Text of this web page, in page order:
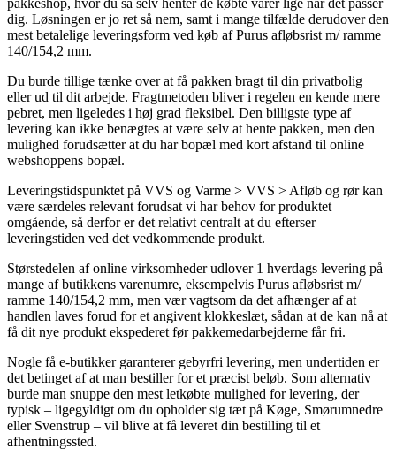
dig. Løsningen er jo ret så nem, samt i mange tilfælde derudover den
mest betalelige leveringsform ved køb af Purus afløbsrist m/ ramme
140/154,2 mm.
Du burde tillige tænke over at få pakken bragt til din privatbolig
eller ud til dit arbejde. Fragtmetoden bliver i regelen en kende mere
pebret, men ligeledes i høj grad fleksibel. Den billigste type af
levering kan ikke benægtes at være selv at hente pakken, men den
mulighed forudsætter at du har bopæl med kort afstand til online
webshoppens bopæl.
Leveringstidspunktet på VVS og Varme > VVS > Afløb og rør kan
være særdeles relevant forudsat vi har behov for produktet
omgående, så derfor er det relativt centralt at du efterser
leveringstiden ved det vedkommende produkt.
Størstedelen af online virksomheder udlover 1 hverdags levering på
mange af butikkens varenumre, eksempelvis Purus afløbsrist m/
ramme 140/154,2 mm, men vær vagtsom da det afhænger af at
handlen laves forud for et angivent klokkeslæt, sådan at de kan nå at
få dit nye produkt ekspederet før pakkemedarbejderne får fri.
Nogle få e-butikker garanterer gebyrfri levering, men undertiden er
det betinget af at man bestiller for et præcist beløb. Som alternativ
burde man snuppe den mest letkøbte mulighed for levering, der
typisk – ligegyldigt om du opholder sig tæt på Køge, Smørumnedre
eller Svenstrup – vil blive at få leveret din bestilling til et
afhentningssted.